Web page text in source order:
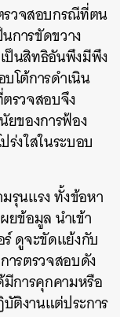
รวจสอบกรณีที่ตน
การขัดขวาง
ป็นสิทธิอันพึงมีพึง
โต้การดำเนิน
รวจสอบจึง
ยของการฟ้อง
งใสในระบอบ
รุนแรง ทั้งข้อหา
ยข้อมูล นำเข้า
ดูจะขัดแย้งกับ
ารตรวจสอบดัง
มีการคุกคามหรือ
ติงานแต่ประการ